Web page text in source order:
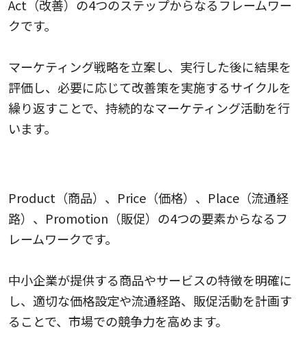
Act（改善）の4つのステップからなるフレームワー
クです。
マーケティング戦略を立案し、実行した後に結果を
評価し、必要に応じて改善策を実施するサイクルを
繰り返すことで、持続的なマーケティング活動を行
います。
Product（商品）、Price（価格）、Place（流通経
路）、Promotion（販促）の4つの要素からなるフ
レームワークです。
中小企業が提供する商品やサービスの特徴を明確に
し、適切な価格設定や流通経路、販促活動を計画す
ることで、市場での競争力を高めます。